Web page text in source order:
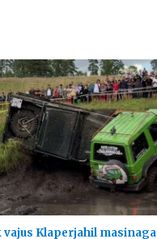
vajus Klaperjahil masinaga